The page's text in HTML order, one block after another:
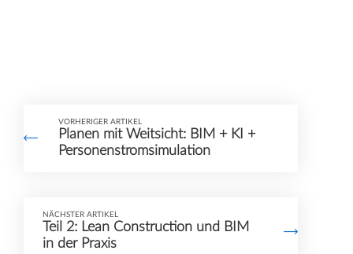
VORHERIGER ARTIKEL
Planen mit Weitsicht: BIM + KI +
Personenstromsimulation
NÄCHSTER ARTIKEL
Teil 2: Lean Construction und BIM
in der Praxis